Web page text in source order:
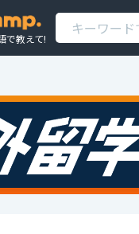
で教えて!